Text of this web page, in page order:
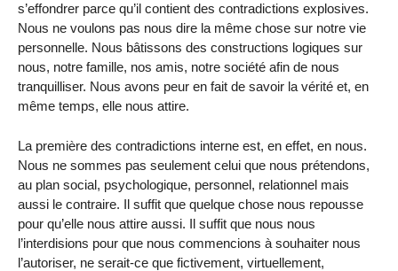
s’effondrer parce qu’il contient des contradictions explosives.
Nous ne voulons pas nous dire la même chose sur notre vie
personnelle. Nous bâtissons des constructions logiques sur
nous, notre famille, nos amis, notre société afin de nous
tranquilliser. Nous avons peur en fait de savoir la vérité et, en
même temps, elle nous attire.
La première des contradictions interne est, en effet, en nous.
Nous ne sommes pas seulement celui que nous prétendons,
au plan social, psychologique, personnel, relationnel mais
aussi le contraire. Il suffit que quelque chose nous repousse
pour qu’elle nous attire aussi. Il suffit que nous nous
l’interdisions pour que nous commencions à souhaiter nous
l’autoriser, ne serait-ce que fictivement, virtuellement,